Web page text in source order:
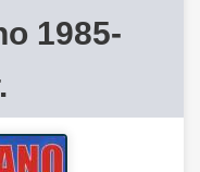
1985-